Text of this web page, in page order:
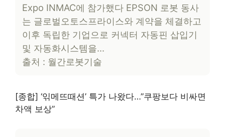
Expo INMAC에 참가했다 EPSON 로봇 동사
는 글로벌오토스프라이스와 계약을 체결하고
이후 독립한 기업으로 커넥터 자동핀 삽입기
및 자동화시스템을…
출처 : 월간로봇기술
[종합] ‘읶메뜨때션’ 특가 나왔다…”쿠팡보다 비싸면
차액 보상”